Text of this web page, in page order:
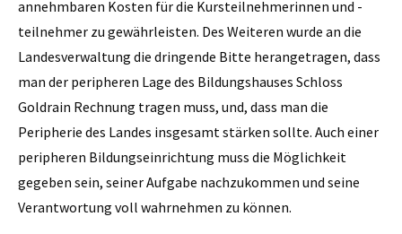
annehmbaren Kosten für die Kursteilnehmerinnen und -
teilnehmer zu gewährleisten. Des Weiteren wurde an die
Landesverwaltung die dringende Bitte herangetragen, dass
man der peripheren Lage des Bildungshauses Schloss
Goldrain Rechnung tragen muss, und, dass man die
Peripherie des Landes insgesamt stärken sollte. Auch einer
peripheren Bildungseinrichtung muss die Möglichkeit
gegeben sein, seiner Aufgabe nachzukommen und seine
Verantwortung voll wahrnehmen zu können.